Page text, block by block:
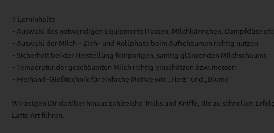
# Lerninhalte
- Auswahl des notwendigen Equipments (Tassen, Milchkännchen, Dampfdüse
- Auswahl der Milch - Zieh- und Rollphase beim Aufschäumen richtig nutzen
- Sicherheit bei der Herstellung feinporigen, samtig glänzenden Milchschaums
- Temperatur der geschäumten Milch richtig einschätzen bzw. messen
- Freihand-Gießtechnik für einfache Motive wie „Herz“ und „Blume“
Wir zeigen Dir darüber hinaus zahlreiche Tricks und Kniffe, die zu schnellen
Latte Art führen.